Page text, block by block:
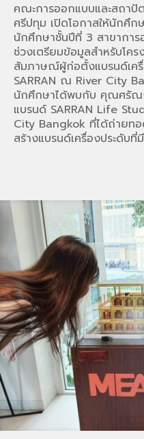
คณะการออกแบบและสถา
ศรีปทุม เปิดโอกาสให้นักศึก
นักศึกษาชั้นปีที่ 3 สาขากา
ช่วงเตรียมข้อมูลสำหรับโค
สัมภาษณ์ผู้ก่อตั้งแบรนด์เครื่
SARRAN ณ River City
นักศึกษาได้พบกับ คุณศรั
แบรนด์ SARRAN Life
City Bangkok ที่ได้ถ่ายท
สร้างแบรนด์เครื่องประดับ